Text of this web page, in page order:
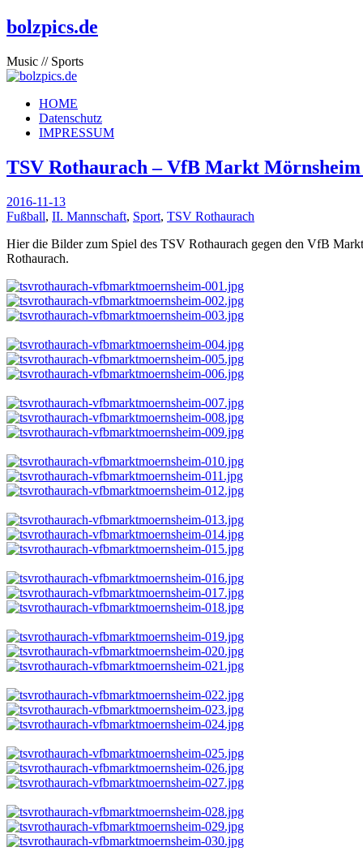
bolzpics.de
Music // Sports
HOME
Datenschutz
IMPRESSUM
TSV Rothaurach – VfB Markt
2016-11-13
Fußball, II. Mannschaft, Sport, TSV Rothaurach
Hier die Bilder zum Spiel des TSV Rothaurach gegen den VfB
Rothaurach.